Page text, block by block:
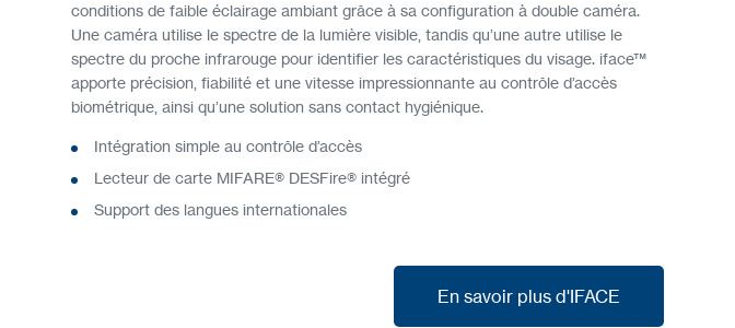
conditions de faible éclairage ambiant grâce à sa configuration à double caméra.
Une caméra utilise le spectre de la lumière visible, tandis qu’une autre utilise le
spectre du proche infrarouge pour identifier les caractéristiques du visage. iface™
apporte précision, fiabilité et une vitesse impressionnante au contrôle d’accès
biométrique, ainsi qu’une solution sans contact hygiénique.
Intégration simple au contrôle d’accès
Lecteur de carte MIFARE® DESFire® intégré
Support des langues internationales
En savoir plus d'IFACE